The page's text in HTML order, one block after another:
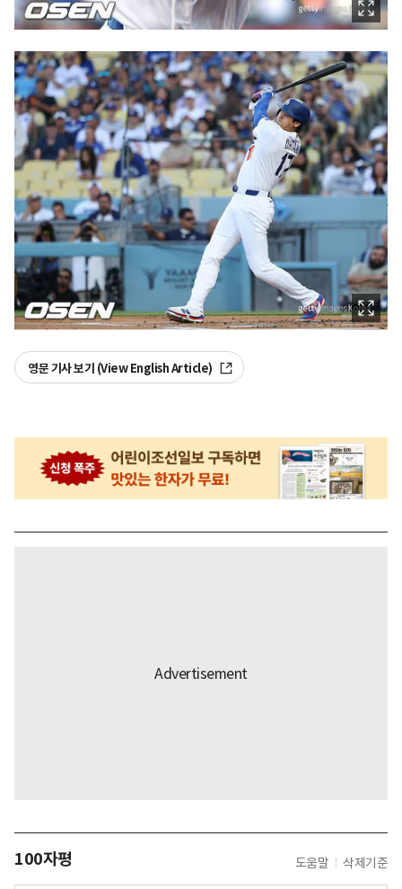
영문 기사 보기 (View English Article)
100자평 도움말 삭제기준